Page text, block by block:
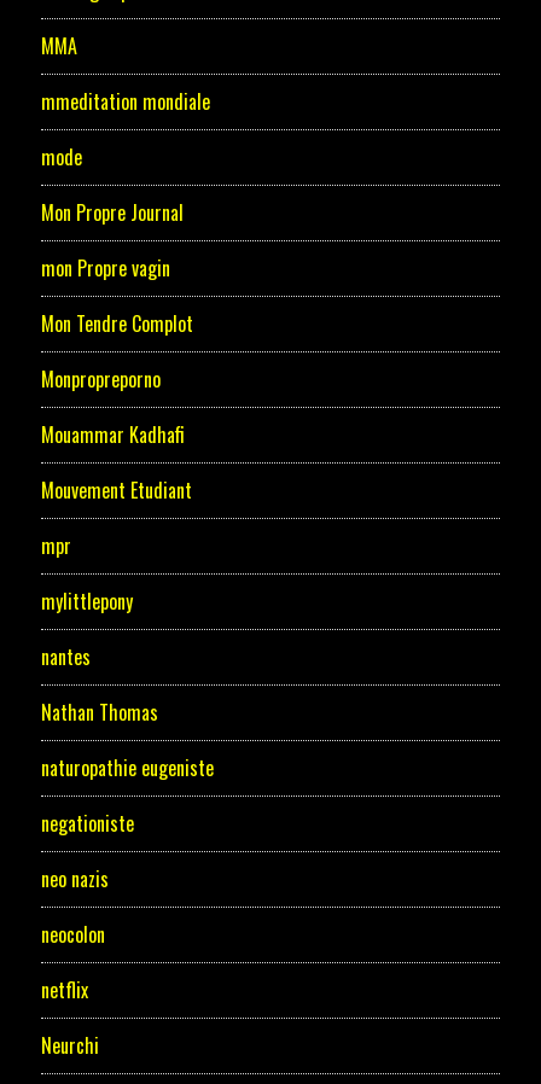
MMA
mmeditation mondiale
mode
Mon Propre Journal
mon Propre vagin
Mon Tendre Complot
Monpropreporno
Mouammar Kadhafi
Mouvement Etudiant
mpr
mylittlepony
nantes
Nathan Thomas
naturopathie eugeniste
negationiste
neo nazis
neocolon
netflix
Neurchi